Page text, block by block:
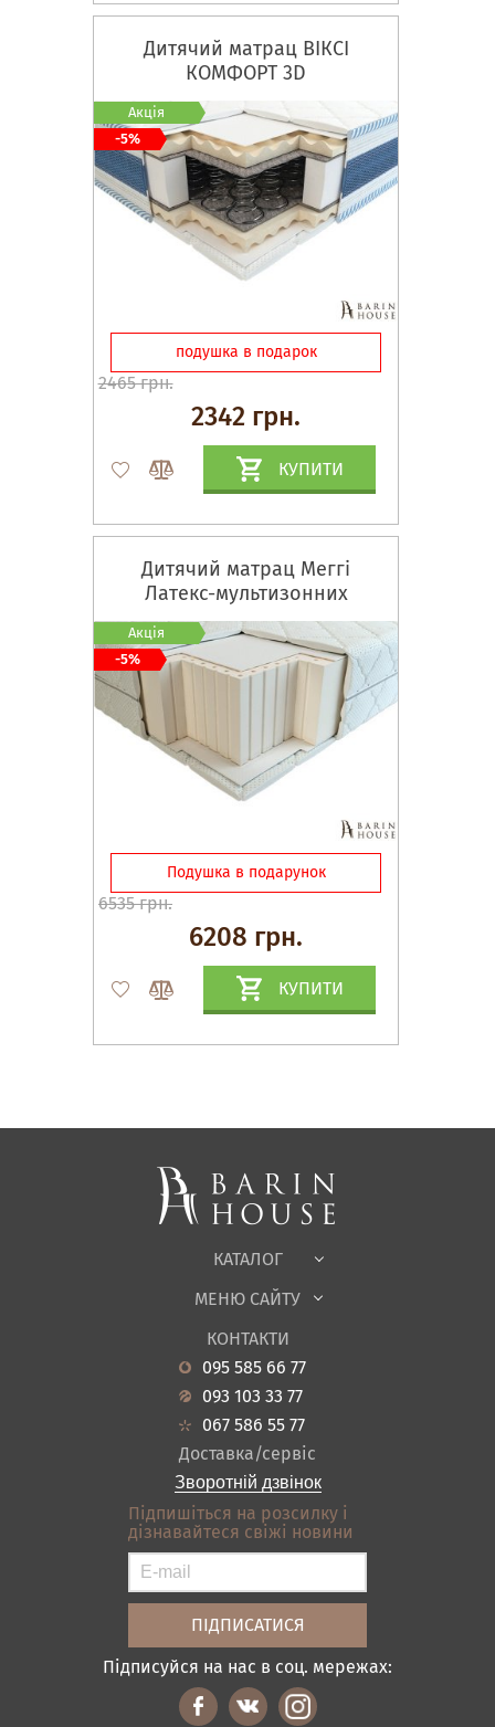
Дитячий матрац ВІКСІ
КОМФОРТ 3D
подушка в подарок
2465 грн.
2342 грн.
КУПИТИ
Акція
-5%
Дитячий матрац Меггі
Латекс-мультизонних
Подушка в подарунок
6535 грн.
6208 грн.
КУПИТИ
Акція
-5%
КАТАЛОГ
Спальні, Ліжка
Корпусні меблі
Офісні меблі
Садові меблі
Вітальня
Кухня
Передпокої
Ванна
Акціі
МЕНЮ САЙТУ
Про нас
Новини
Гарантія
Кредит
Оплата і доставка
Відгуки
Контакти
Карта сайту
Умови покупки
КОНТАКТИ
095 585 66 77
093 103 33 77
067 586 55 77
Доставка/сервіс
Зворотній дзвінок
Підпишіться на розсилку і
дізнавайтеся свіжі новини
Підписуйся на нас в соц. мережах: